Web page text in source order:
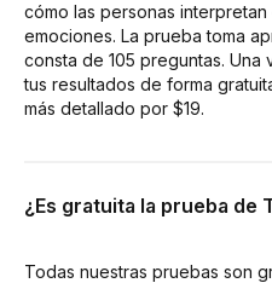
cómo las personas interpretan
emociones. La prueba toma
consta de 105 preguntas.
tus resultados de forma
más detallado por $19.
¿Es gratuita la prueba de
Todas nuestras pruebas son